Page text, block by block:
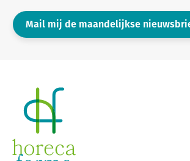
Mail mij de maandelijkse